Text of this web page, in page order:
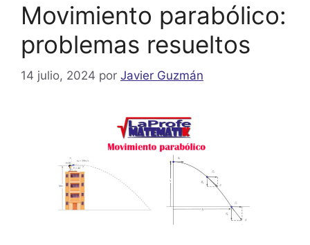
Movimiento parabólico:
problemas resueltos
14 julio, 2024 por Javier Guzmán